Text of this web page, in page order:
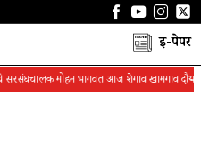
ई-पेपर
मोहन भागवत आज शेगाव खामगाव दौऱ्यावर